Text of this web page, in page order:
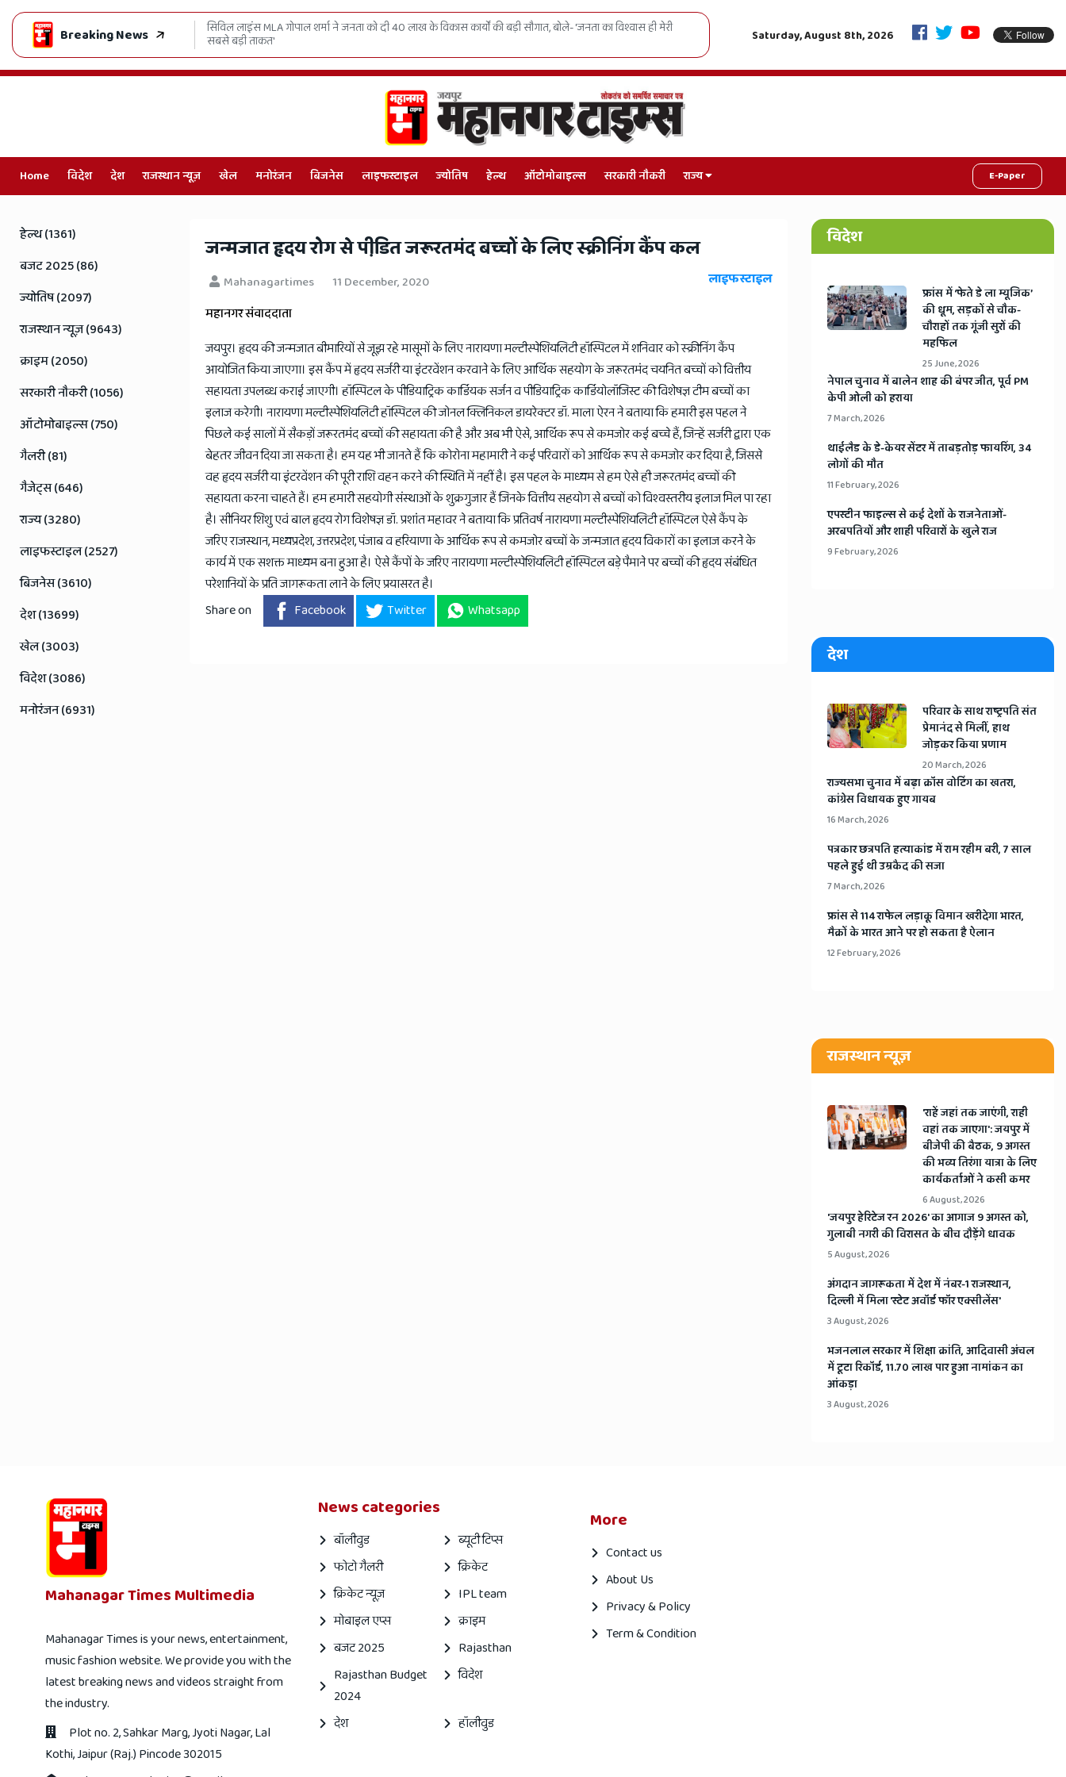
Breaking News
खत्म, सहकारी समितियों को राहत सिविल लाइंस MLA गोपाल शर्मा ने जनता को दी 40 लाख के विकास कार्यों की बड़ी सौगात, बोले- 'जनता का विश्वास ही मेरी
सबसे बड़ी ताकत'
"बिना डॉक्टर डिलीवरी कराने वालों की अब खैर नहीं! अलवर के निशु अस्पताल का
Saturday, August 8th, 2026
Home विदेश देश राजस्थान न्यूज़ खेल मनोरंजन बिजनेस लाइफस्टाइल ज्योतिष हेल्थ ऑटोमोबाइल्स सरकारी नौकरी राज्य E-Paper
Hindi
News,
Hindi
Samachar,
Jaipur
Rajasthan
News
जन्मजात हृदय रोग से पीडि़त जरूरतमंद बच्चों के लिए स्क्रीनिंग कैंप कल
Mahanagartimes 11 December, 2020
लाइफस्टाइल
महानगर संवाददाता
जयपुर। हृदय की जन्मजात बीमारियों से जूझ रहे मासूमों के लिए नारायणा मल्टीस्पेशियलिटी हॉस्पिटल में शनिवार को स्क्रीनिंग कैंप
आयोजित किया जाएगा। इस कैंप में हृदय सर्जरी या इंटरवेंशन करवाने के लिए आर्थिक सहयोग के जरूरतमंद चयनित बच्चों को वित्तीय
सहायता उपलब्ध कराई जाएगी। हॉस्पिटल के पीडियाट्रिक कार्डियक सर्जन व पीडियाट्रिक कार्डियोलॉजिस्ट की विशेषज्ञ टीम बच्चों का
इलाज करेगी। नारायणा मल्टीस्पेशियलिटी हॉस्पिटल की जोनल क्लिनिकल डायरेक्टर डॉ. माला ऐरन ने बताया कि हमारी इस पहल ने
पिछले कई सालों में सैकड़ों जरूरतमंद बच्चों की सहायता की है और अब भी ऐसे, आर्थिक रूप से कमजोर कई बच्चे हैं, जिन्हें सर्जरी द्वारा एक
बेहतर जीवन दिया जा सकता है। हम यह भी जानते हैं कि कोरोना महामारी ने कई परिवारों को आर्थिक रूप से कमजोर कर दिया है, जिससे
वह हृदय सर्जरी या इंटरवेंशन की पूरी राशि वहन करने की स्थिति में नहीं है। इस पहल के माध्यम से हम ऐसे ही जरूरतमंद बच्चों की
सहायता करना चाहते हैं। हम हमारी सहयोगी संस्थाओं के शुक्रगुजार हैं जिनके वित्तीय सहयोग से बच्चों को विश्वस्तरीय इलाज मिल पा रहा
है। सीनियर शिशु एवं बाल हृदय रोग विशेषज्ञ डॉ. प्रशांत महावर ने बताया कि प्रतिवर्ष नारायणा मल्टीस्पेशियलिटी हॉस्पिटल ऐसे कैंप के
जरिए राजस्थान, मध्यप्रदेश, उत्तरप्रदेश, पंजाब व हरियाणा के आर्थिक रूप से कमजोर बच्चों के जन्मजात हृदय विकारों का इलाज करने के
कार्य में एक सशक्त माध्यम बना हुआ है। ऐसे कैंपों के जरिए नारायणा मल्टीस्पेशियलिटी हॉस्पिटल बड़े पैमाने पर बच्चों की हृदय संबंधित
परेशानियों के प्रति जागरूकता लाने के लिए प्रयासरत है।
Share on
Facebook Twitter Whatsapp
हेल्थ (1361)
बजट 2025 (86)
ज्योतिष (2097)
राजस्थान न्यूज़ (9643)
क्राइम (2050)
सरकारी नौकरी (1056)
ऑटोमोबाइल्स (750)
गैलरी (81)
गैजेट्स (646)
राज्य (3280)
लाइफस्टाइल (2527)
बिजनेस (3610)
देश (13699)
खेल (3003)
विदेश (3086)
मनोरंजन (6931)
विदेश
​फ्रांस में ‘फेते डे ला म्यूजिक’
की धूम, सड़कों से चौक-
चौराहों तक गूंजी सुरों की
महफिल
25 June, 2026
​नेपाल चुनाव में बालेन शाह की बंपर जीत, पूर्व PM
केपी ओली को हराया
7 March, 2026
​थाईलैड के डे-केयर सेंटर में ताबड़तोड़ फायरिंग, 34
लोगों की मौत
11 February, 2026
​एपस्टीन फाइल्स से कई देशों के राजनेताओं-
अरबपतियों और शाही परिवारों के खुले राज
9 February, 2026
देश
​परिवार के साथ राष्ट्रपति संत
प्रेमानंद से मिलीं, हाथ
जोड़कर किया प्रणाम
20 March, 2026
​राज्यसभा चुनाव में बढ़ा क्रॉस वोटिंग का खतरा,
कांग्रेस विधायक हुए गायब
16 March, 2026
​पत्रकार छत्रपति हत्याकांड में राम रहीम बरी, 7 साल
पहले हुई थी उम्रकैद की सजा
7 March, 2026
​फ्रांस से 114 राफेल लड़ाकू विमान खरीदेगा भारत,
मैक्रों के भारत आने पर हो सकता है ऐलान
12 February, 2026
राजस्थान न्यूज़
'राहें जहां तक जाएंगी, राही
वहां तक जाएगा': जयपुर में
बीजेपी की बैठक, 9 अगस्त
की भव्य तिरंगा यात्रा के लिए
कार्यकर्ताओं ने कसी कमर
6 August, 2026
​'जयपुर हेरिटेज रन 2026' का आगाज 9 अगस्त को,
गुलाबी नगरी की विरासत के बीच दौड़ेंगे धावक
5 August, 2026
अंगदान जागरूकता में देश में नंबर-1 राजस्थान,
दिल्ली में मिला 'स्टेट अवॉर्ड फॉर एक्सीलेंस'
3 August, 2026
भजनलाल सरकार में शिक्षा क्रांति, आदिवासी अंचल
में टूटा रिकॉर्ड, 11.70 लाख पार हुआ नामांकन का
आंकड़ा
3 August, 2026
Mahanagar Times Multimedia
Mahanagar Times is your news, entertainment,
music fashion website. We provide you with the
latest breaking news and videos straight from
the industry.
Plot no. 2, Sahkar Marg, Jyoti Nagar, Lal
Kothi, Jaipur (Raj.) Pincode 302015
News categories
बॉलीवुड
ब्यूटी टिप्स
फोटो गैलरी
क्रिकेट
क्रिकेट न्यूज़
IPL team
मोबाइल एप्स
क्राइम
बजट 2025
Rajasthan
Rajasthan Budget
2024
विदेश
देश हॉलीवुड
More
Contact us
About Us
Privacy & Policy
Term & Condition